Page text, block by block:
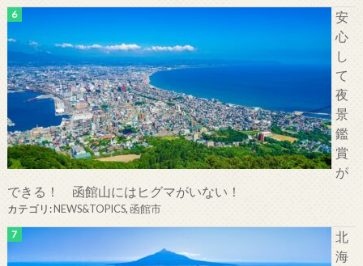
安
心
し
て
夜
景
鑑
賞
が
できる！ 函館山にはヒグマがいない！
カテゴリ:NEWS&TOPICS,函館市
北
海